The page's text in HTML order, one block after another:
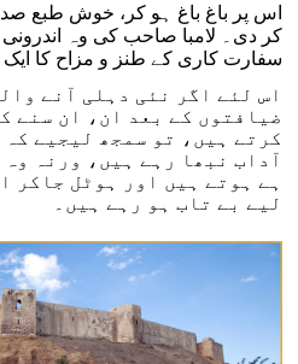
اس پر باغ باغ ہو کر، خوش طبع
کر دی۔ لامبا صاحب کی وہ
سفارت کاری کے طنز و مزاح کا ایک
اس لئے اگر نئی دہلی آنے
ضیافتوں کے بعد ان، ان سنے
کرتے ہیں، تو سمجھ لیجیے
آداب نبھا رہے ہیں، ورنہ
ہے ہوتے ہیں اور ہوٹل جاکر
لیے بے تاب ہو رہے ہیں۔